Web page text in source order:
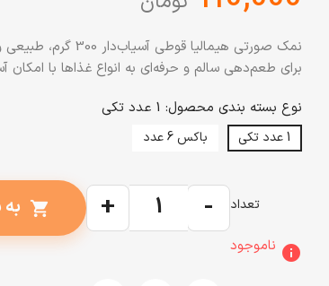
نمک صورتی هیمالیا
برای طعم‌دهی سالم و حرفه‌ای به انواع غذاها با امکان
نوع بسته بندی محصول: 1 عدد تکی
1 عدد تکی باکس 6 عدد
تعداد -
+
shopping_cart
info ناموجود